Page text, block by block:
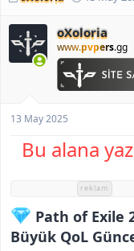
n
u
S
b
i
l
a
n
g
r
h
i
oXoloria
www.pvpers.gg
13 May 2025
Bu alana
reklam
Path of Exile
Büyük QoL